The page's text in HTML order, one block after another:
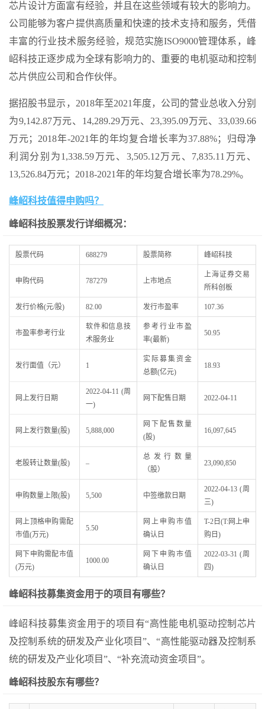
芯片设计方面富有经验，并且在这些领域有较大的影响力。
公司能够为客户提供高质量和快速的技术支持和服务，凭借
丰富的行业技术服务经验，规范实施ISO9000管理体系，峰
岹科技正逐步成为全球有影响力的、重要的电机驱动和控制
芯片供应公司和合作伙伴。
据招股书显示，2018年至2021年度，公司的营业总收入分别
为9,142.87万元、14,289.29万元、23,395.09万元、33,039.66
万元；2018年-2021年的年均复合增长率为37.88%；归母净
利润分别为1,338.59万元、3,505.12万元、7,835.11万元、
13,526.84万元；2018-2021年的年均复合增长率为78.29%。
峰岹科技值得申购吗？
峰岹科技股票发行详细概况：
股票代码 688279 股票简称 峰岹科技
申购代码 787279 上市地点
上海证券交易
所科创板
发行价格(元/股) 82.00 发行市盈率 107.36
市盈率参考行业
软件和信息技
术服务业
参考行业市盈
率(最新)
50.95
发行面值（元） 1
实际募集资金
总额(亿元)
18.93
网上发行日期
2022-04-11 (周
一)
网下配售日期 2022-04-11
网上发行数量(股) 5,888,000
网下配售数量
(股)
16,097,645
老股转让数量(股) –
总发行数量
（股）
23,090,850
申购数量上限(股) 5,500 中签缴款日期
2022-04-13 (周
三)
网上顶格申购需配
市值(万元)
5.50
网上申购市值
确认日
T-2日(T:网上申
购日)
网下申购需配市值
(万元)
1000.00
网下申购市值
确认日
2022-03-31 (周
四)
峰岹科技募集资金用于的项目有哪些？
峰岹科技募集资金用于的项目有“高性能电机驱动控制芯片
及控制系统的研发及产业化项目”、“高性能驱动器及控制系
统的研发及产业化项目”、“补充流动资金项目”。
峰岹科技股东有哪些？